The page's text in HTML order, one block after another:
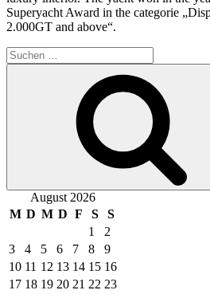
Superyacht Award in the categorie
2.000GT and above“.
Suche
nach:
August 2026
M D M D F S
S
1
2
3
4 5 6 7 8
9
10 11 12 13 14 15 16
17 18 19 20 21 22 23